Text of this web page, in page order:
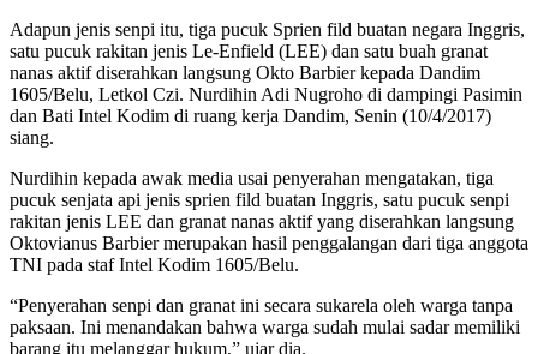
Adapun jenis senpi itu, tiga pucuk Sprien fild buatan negara Inggris,
satu pucuk rakitan jenis Le-Enfield (LEE) dan satu buah granat
nanas aktif diserahkan langsung Okto Barbier kepada Dandim
1605/Belu, Letkol Czi. Nurdihin Adi Nugroho di dampingi Pasimin
dan Bati Intel Kodim di ruang kerja Dandim, Senin (10/4/2017)
siang.
Nurdihin kepada awak media usai penyerahan mengatakan, tiga
pucuk senjata api jenis sprien fild buatan Inggris, satu pucuk senpi
rakitan jenis LEE dan granat nanas aktif yang diserahkan langsung
Oktovianus Barbier merupakan hasil penggalangan dari tiga anggota
TNI pada staf Intel Kodim 1605/Belu.
“Penyerahan senpi dan granat ini secara sukarela oleh warga tanpa
paksaan. Ini menandakan bahwa warga sudah mulai sadar memiliki
barang itu melanggar hukum,” ujar dia.